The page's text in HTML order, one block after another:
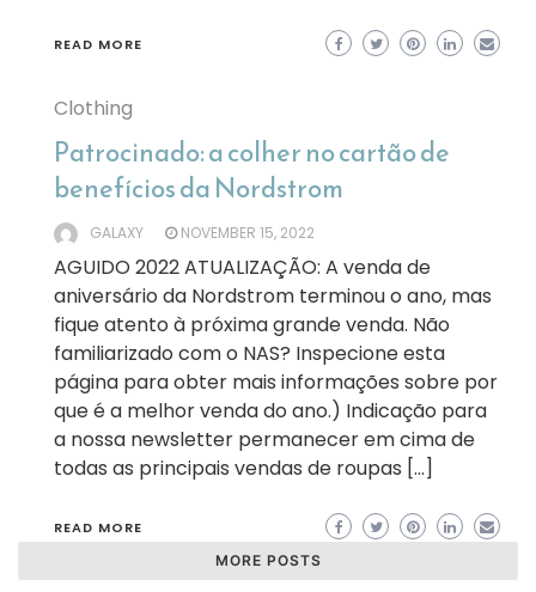
READ MORE
Clothing
Patrocinado: a colher no cartão de
benefícios da Nordstrom
GALAXY NOVEMBER 15, 2022
AGUIDO 2022 ATUALIZAÇÃO: A venda de
aniversário da Nordstrom terminou o ano, mas
fique atento à próxima grande venda. Não
familiarizado com o NAS? Inspecione esta
página para obter mais informações sobre por
que é a melhor venda do ano.) Indicação para
a nossa newsletter permanecer em cima de
todas as principais vendas de roupas […]
READ MORE
MORE POSTS